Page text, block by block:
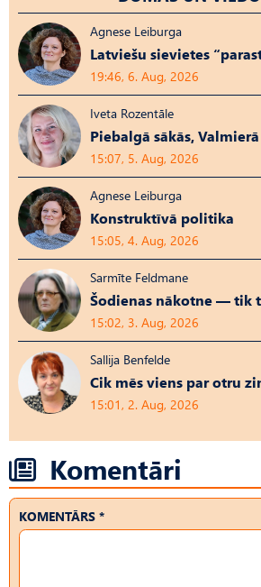
Agnese Leiburga
Latviešu sievietes
19:46, 6. Aug, 2026
Iveta Rozentāle
Piebalgā sākās,
15:07, 5. Aug, 2026
Agnese Leiburga
Konstruktīvā politika
15:05, 4. Aug, 2026
Sarmīte Feldmane
Šodienas nākotne — tik
15:02, 3. Aug, 2026
Sallija Benfelde
Cik mēs viens par otru
15:01, 2. Aug, 2026
Komentāri
KOMENTĀRS *